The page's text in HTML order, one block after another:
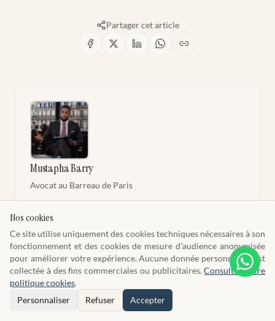
Partager cet article
Mustapha Barry
Avocat au Barreau de Paris
Innovation
barryavocat.fr
contact@barryavocat.fr
Profil LinkedIn
L'auteur déclare ne pas avoir utilisé l'IA générative pour la
Nos cookies
Ce site utilise uniquement des cookies techniques nécessaires à son
fonctionnement et des cookies de mesure d'audience anonymisée
pour améliorer votre expérience. Aucune donnée personnelle n'est
collectée à des fins commerciales ou publicitaires. Consulter notre
politique cookies.
Personnaliser
Refuser Accepter